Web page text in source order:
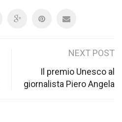
NEXT POST
Il premio Unesco al
giornalista Piero Angela